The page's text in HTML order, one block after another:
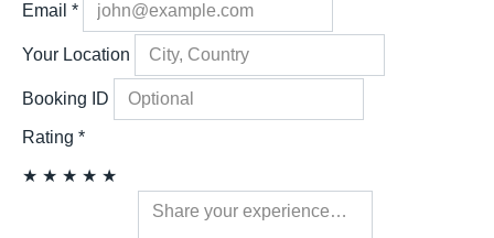
Email *
Your Location
Booking ID
Rating *
★ ★ ★ ★ ★